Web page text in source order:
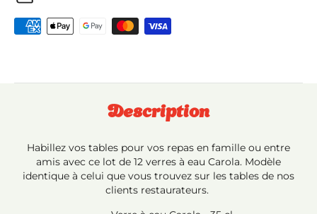
Description
Habillez vos tables pour vos repas en famille ou entre
amis avec ce lot de 12 verres à eau Carola. Modèle
identique à celui que vous trouvez sur les tables de nos
clients restaurateurs.